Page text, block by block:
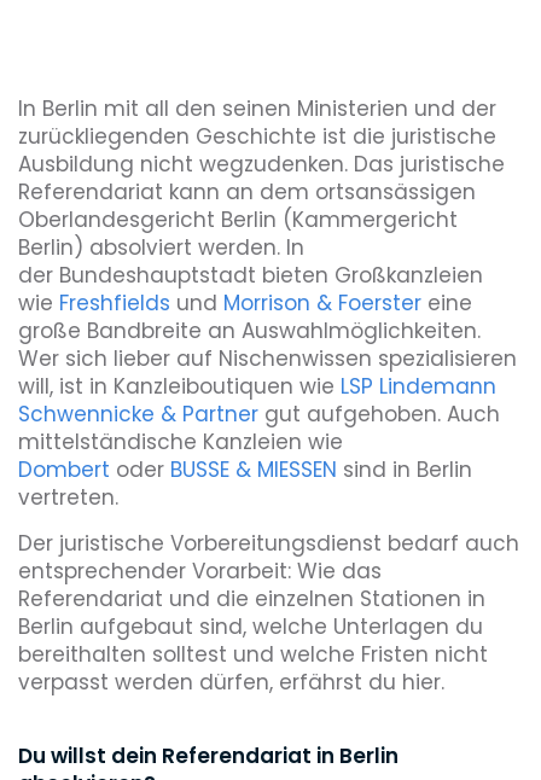
In Berlin mit all den seinen Ministerien und der
zurückliegenden Geschichte ist die juristische
Ausbildung nicht wegzudenken. Das juristische
Referendariat kann an dem ortsansässigen
Oberlandesgericht Berlin (Kammergericht
Berlin) absolviert werden. In
der Bundeshauptstadt bieten Großkanzleien
wie Freshfields und Morrison & Foerster eine
große Bandbreite an Auswahlmöglichkeiten.
Wer sich lieber auf Nischenwissen spezialisieren
will, ist in Kanzleiboutiquen wie LSP Lindemann
Schwennicke & Partner gut aufgehoben. Auch
mittelständische Kanzleien wie
Dombert oder BUSSE & MIESSEN sind in Berlin
vertreten.
Der juristische Vorbereitungsdienst bedarf auch
entsprechender Vorarbeit: Wie das
Referendariat und die einzelnen Stationen in
Berlin aufgebaut sind, welche Unterlagen du
bereithalten solltest und welche Fristen nicht
verpasst werden dürfen, erfährst du hier.
Du willst dein Referendariat in Berlin